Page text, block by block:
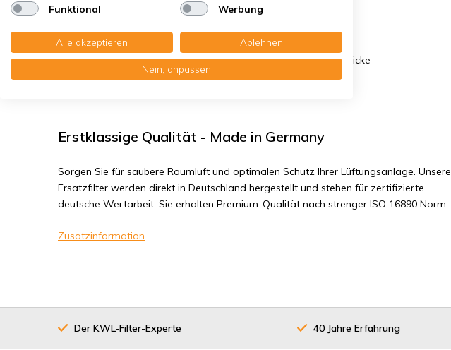
Sie erhalten: 1x Filtermatte mit Aktivkohle. 1 x 1 Meter, 12 mm Dicke
Erstklassige Qualität - Made in Germany
Sorgen Sie für saubere Raumluft und optimalen Schutz Ihrer Lüftungsanlage. Unsere
Ersatzfilter werden direkt in Deutschland hergestellt und stehen für zertifizierte
deutsche Wertarbeit. Sie erhalten Premium-Qualität nach strenger ISO 16890 Norm.
Zusatzinformation
Der KWL-Filter-Experte 40 Jahre Erfahrung
Funktional Werbung
Alle akzeptieren Ablehnen
Nein, anpassen